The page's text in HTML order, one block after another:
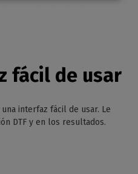
fácil de usar
interfaz fácil de usar. Le
DTF y en los resultados.